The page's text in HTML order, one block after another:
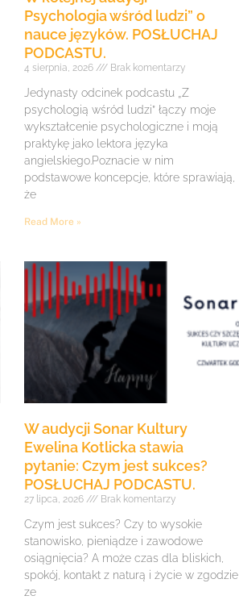
Psychologia wśród ludzi” o
nauce języków. POSŁUCHAJ
PODCASTU.
4 sierpnia, 2026 Brak komentarzy
Jedynasty odcinek podcastu „Z
psychologią wśród ludzi” łączy moje
wykształcenie psychologiczne i moją
praktykę jako lektora języka
angielskiego.Poznacie w nim
podstawowe koncepcje, które sprawiają,
że
Read More »
W audycji Sonar Kultury
Ewelina Kotlicka stawia
pytanie: Czym jest sukces?
POSŁUCHAJ PODCASTU.
27 lipca, 2026 Brak komentarzy
Czym jest sukces? Czy to wysokie
stanowisko, pieniądze i zawodowe
osiągnięcia? A może czas dla bliskich,
spokój, kontakt z naturą i życie w zgodzie
ze